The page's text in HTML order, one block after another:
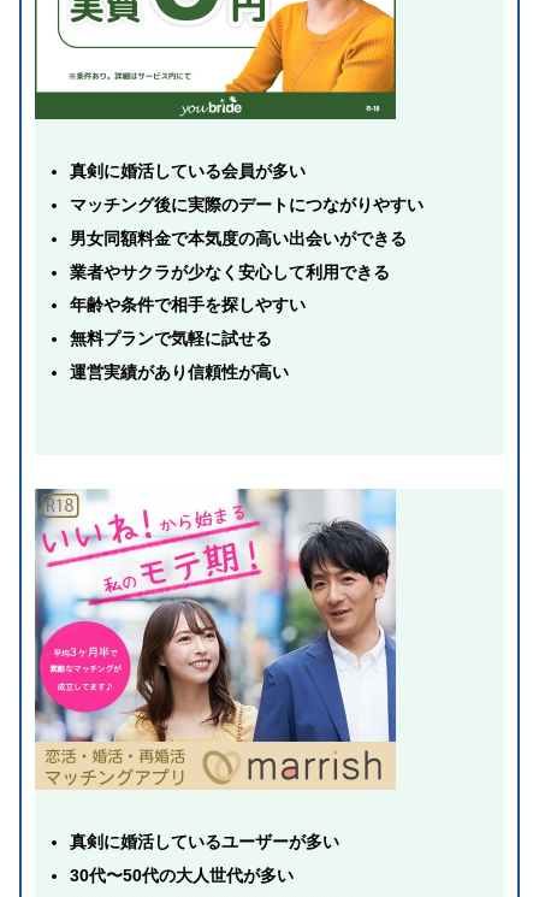
真剣に婚活している会員が多い
マッチング後に実際のデートにつながりやすい
男女同額料金で本気度の高い出会いができる
業者やサクラが少なく安心して利用できる
年齢や条件で相手を探しやすい
無料プランで気軽に試せる
運営実績があり信頼性が高い
真剣に婚活しているユーザーが多い
30代〜50代の大人世代が多い